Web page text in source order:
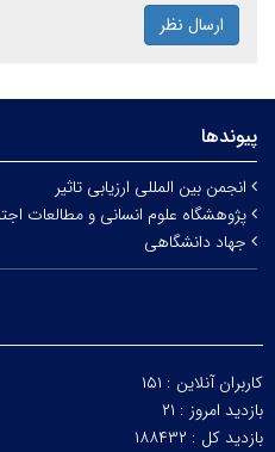
ارسال نظر
پیوندها
انجمن بین المللی ارزیابی تاثیر
پژوهشگاه علوم انسانی و مطالعات
جهاد دانشگاهی
کاربران آنلاین : ۱۵۱
بازدید امروز : ۲۱
بازدید کل : ۱۸۸۴۳۲